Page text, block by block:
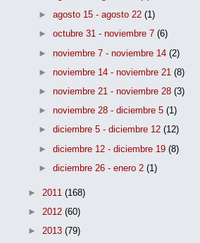
►agosto 15 - agosto 22(1)
►octubre 31 - noviembre 7(6)
►noviembre 7 - noviembre 14(2)
►noviembre 14 - noviembre 21(8)
►noviembre 21 - noviembre 28(3)
►noviembre 28 - diciembre 5(1)
►diciembre 5 - diciembre 12(12)
►diciembre 12 - diciembre 19(8)
►diciembre 26 - enero 2(1)
► 2011 (168)
► 2012 (60)
► 2013 (79)